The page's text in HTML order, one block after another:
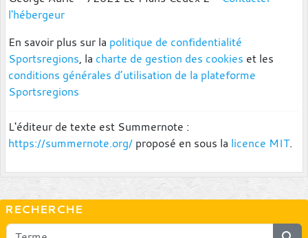
l'hébergeur
En savoir plus sur la politique de confidentialité
Sportsregions, la charte de gestion des cookies et les
conditions générales d’utilisation de la plateforme
Sportsregions
L'éditeur de texte est Summernote :
https://summernote.org/ proposé en sous la licence MIT.
RECHERCHE